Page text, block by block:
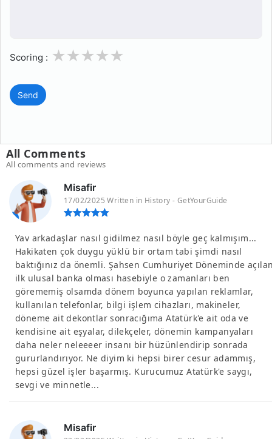
Scoring : 3
2
1
Send
All Comments
All comments and reviews
Misafir
17/02/2025 Written in History - GetYourGuide
Yav arkadaşlar nasıl gidilmez nasıl böyle geç kalmışım...
Hakikaten çok duygu yüklü bir ortam tabi şimdi nasıl
baktığınız da önemli. Şahsen Cumhuriyet Döneminde
ilk ulusal banka olması hasebiyle o zamanları ben
görememiş olsamda dönem boyunca yapılan reklamlar,
kullanılan telefonlar, bilgi işlem cihazları, makineler,
döneme ait dekontlar sonracığıma Atatürk'e ait oda ve
kendisine ait eşyalar, dilekçeler, dönemin kampanyaları
daha neler neleeeer insanı bir hüzünlendirip sonrada
gururlandırıyor. Ne diyim ki hepsi birer cesur adammış,
hepsi güzel işler başarmış. Kurucumuz Atatürk'e saygı,
sevgi ve minnetle...
Misafir